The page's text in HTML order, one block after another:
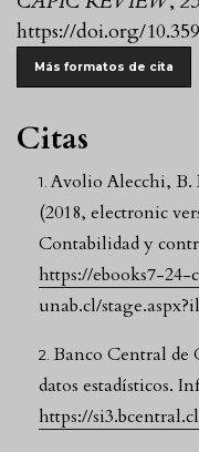
https://doi.org/
Más formatos de cita
Citas
Avolio Alecchi, B.
(2018, electronic
Contabilidad y
https://ebooks7-24-
unab.cl/
Banco Central de
datos estadísticos.
https://